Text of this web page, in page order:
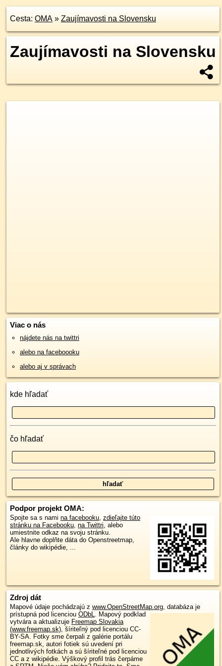
Cesta: OMA » Zaujímavosti na Slovensku
Zaujímavosti na Slovensku
Viac o nás
nájdete nás na twittri
alebo na faceboooku
alebo aj v správach
kde hľadať
čo hľadať
Podpor projekt OMA:
Spojte sa s nami na facebooku, zdieľajte túto
stránku na Facebooku, na Twittri, alebo
umiestnite odkaz na svoju stránku.
Ale hlavne doplňte dáta do Openstreetmap,
články do wikipédie, ...
Zdroj dát
Mapové údaje pochádzajú z www.OpenStreetMap.org, databáza je
prístupná pod licenciou ODbL. Mapový podklad
vytvára a aktualizuje Freemap Slovakia
(www.freemap.sk), šíriteľný pod licenciou CC-
BY-SA. Fotky sme čerpali z galérie portálu
freemap.sk, autori fotiek sú uvedení pri
jednotlivých fotkách a sú šíriteľné pod licenciou
CC a z wikipédie. Výškový profil trás čerpáme